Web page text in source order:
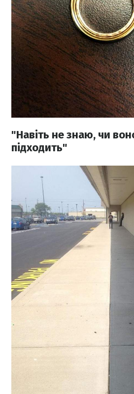
"Навіть не знаю, чи
підходить"